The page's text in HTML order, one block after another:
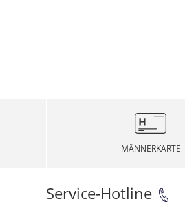
MÄNNERKARTE
Service-Hotline